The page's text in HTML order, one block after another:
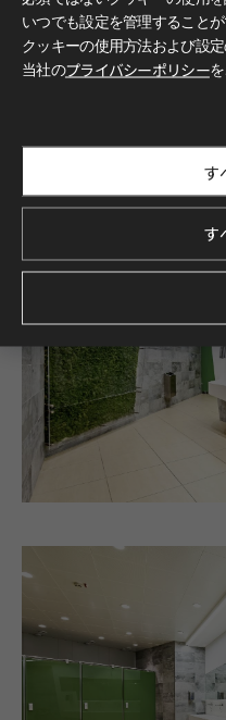
いつでも設定を管理することが
クッキーの使用方法および設
当社のプライバシーポリシー
す
す